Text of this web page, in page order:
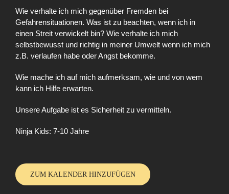
Wie verhalte ich mich gegenüber Fremden bei
Gefahrensituationen. Was ist zu beachten, wenn ich in
einen Streit verwickelt bin? Wie verhalte ich mich
selbstbewusst und richtig in meiner Umwelt wenn ich mich
z.B. verlaufen habe oder Angst bekomme.
Wie mache ich auf mich aufmerksam, wie und von wem
kann ich Hilfe erwarten.
Unsere Aufgabe ist es Sicherheit zu vermitteln.
Ninja Kids: 7-10 Jahre
ZUM KALENDER HINZUFÜGEN